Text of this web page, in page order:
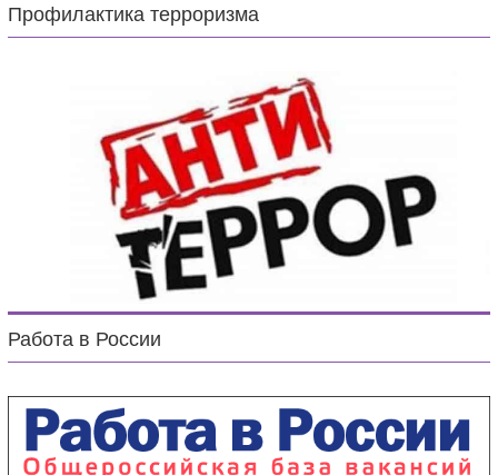
Профилактика терроризма
Работа в России